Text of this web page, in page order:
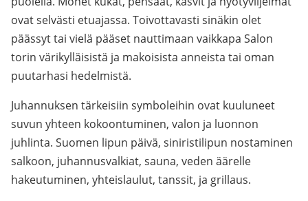
ovat selvästi etuajassa. Toivottavasti sinäkin olet
päässyt tai vielä pääset nauttimaan vaikkapa Salon
torin värikylläisistä ja makoisista anneista tai oman
puutarhasi hedelmistä.
Juhannuksen tärkeisiin symboleihin ovat kuuluneet
suvun yhteen kokoontuminen, valon ja luonnon
juhlinta. Suomen lipun päivä, siniristilipun nostaminen
salkoon, juhannusvalkiat, sauna, veden äärelle
hakeutuminen, yhteislaulut, tanssit, ja grillaus.